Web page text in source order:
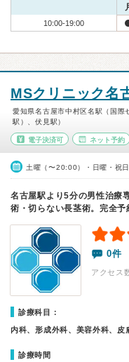
10:00-19:00
MSクリニック名
愛知県名古屋市中村区名駅（国際
駅）、伏見駅）
電子決済可 ネット予約
土曜（〜20:00）・日曜・祝日
名古屋駅より5分の男性治療
術・切らない長茎術。完全予
0件
アクセス
診療科目：
内科、形成外科、美容外科、皮
診療時間